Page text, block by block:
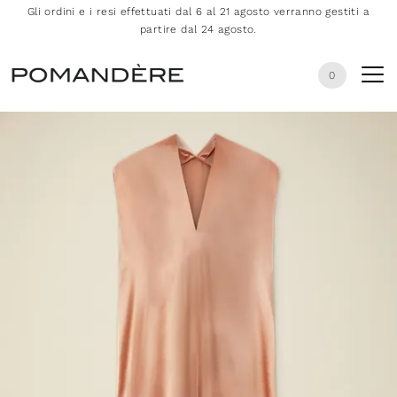
Gli ordini e i resi effettuati dal 6 al 21 agosto verranno gestiti a
partire dal 24 agosto.
0